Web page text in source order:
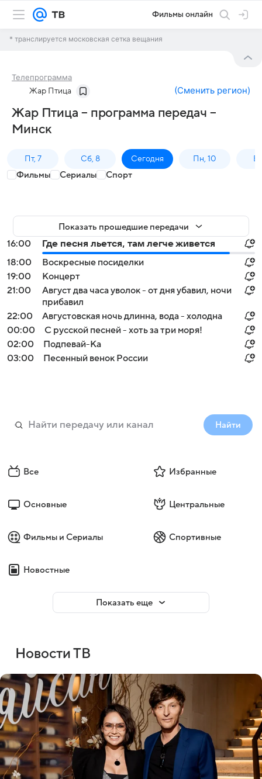
Фильмы онлайн
* транслируется московская сетка вещания
Телепрограмма
Жар Птица (Сменить регион)
Жар Птица – программа передач –
Минск
Пт, 7 Сб, 8 Сегодня Пн, 10
Фильмы Сериалы Спорт
Показать прошедшие передачи
16:00
Где песня льется, там легче живется
18:00
Воскресные посиделки
19:00
Концерт
21:00
Август два часа уволок - от дня убавил, ночи
прибавил
22:00
Августовская ночь длинна, вода - холодна
00:00
С русской песней - хоть за три моря!
02:00
Подпевай-Ка
03:00
Песенный венок России
Найти
Все Избранные
Основные Центральные
Фильмы и Сериалы Спортивные
Новостные
Показать еще
Новости ТВ